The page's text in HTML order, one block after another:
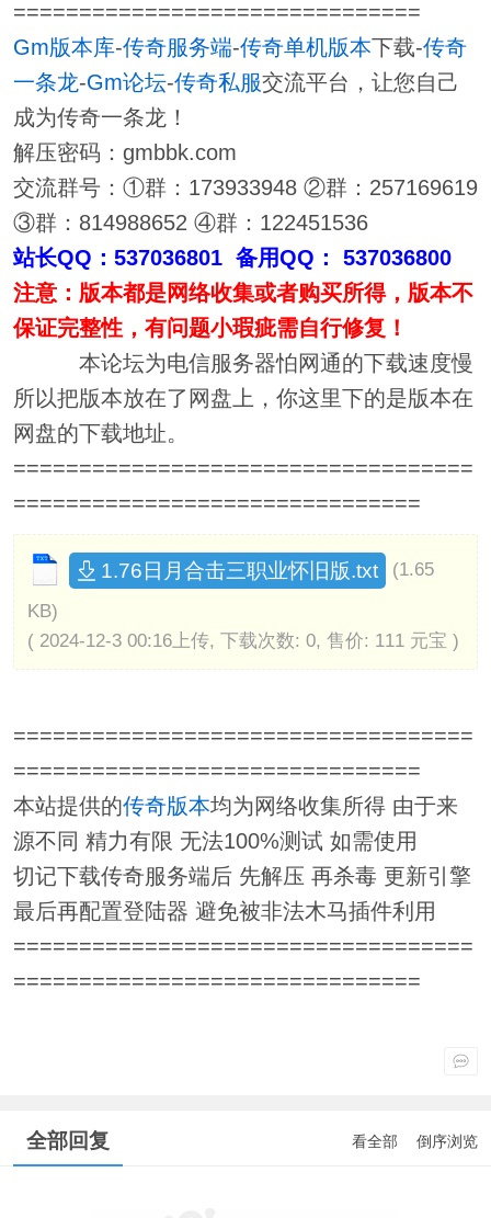
===============================
Gm版本库-传奇服务端-传奇单机版本下载-传奇
一条龙-Gm论坛-传奇私服交流平台，让您自己
成为传奇一条龙！
解压密码：gmbbk.com
交流群号：①群：173933948 ②群：257169619
③群：814988652 ④群：122451536
站长QQ：537036801 备用QQ： 537036800
注意：版本都是网络收集或者购买所得，版本不
保证完整性，有问题小瑕疵需自行修复！
本论坛为电信服务器怕网通的下载速度慢
所以把版本放在了网盘上，你这里下的是版本在
网盘的下载地址。
===================================
===============================
1.76日月合击三职业怀旧版.txt
(1.65
KB)
( 2024-12-3 00:16上传, 下载次数: 0, 售价: 111 元宝 )
===================================
===============================
本站提供的传奇版本均为网络收集所得 由于来
源不同 精力有限 无法100%测试 如需使用
切记下载传奇服务端后 先解压 再杀毒 更新引擎
最后再配置登陆器 避免被非法木马插件利用
===================================
===============================
全部回复 看全部 倒序浏览